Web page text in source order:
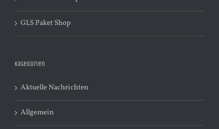
GLS Paket Shop
Kategorien
Aktuelle Nachrichten
Allgemein